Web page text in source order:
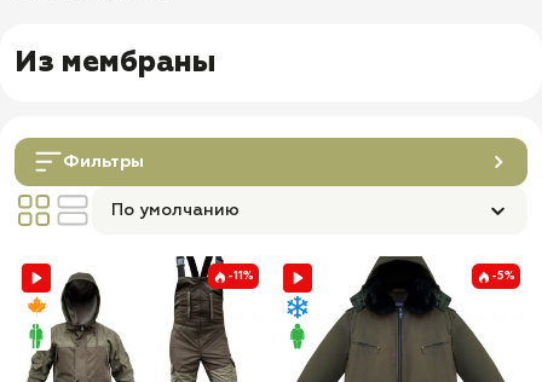
Из мембраны
Фильтры
По умолчанию
-11% -5%